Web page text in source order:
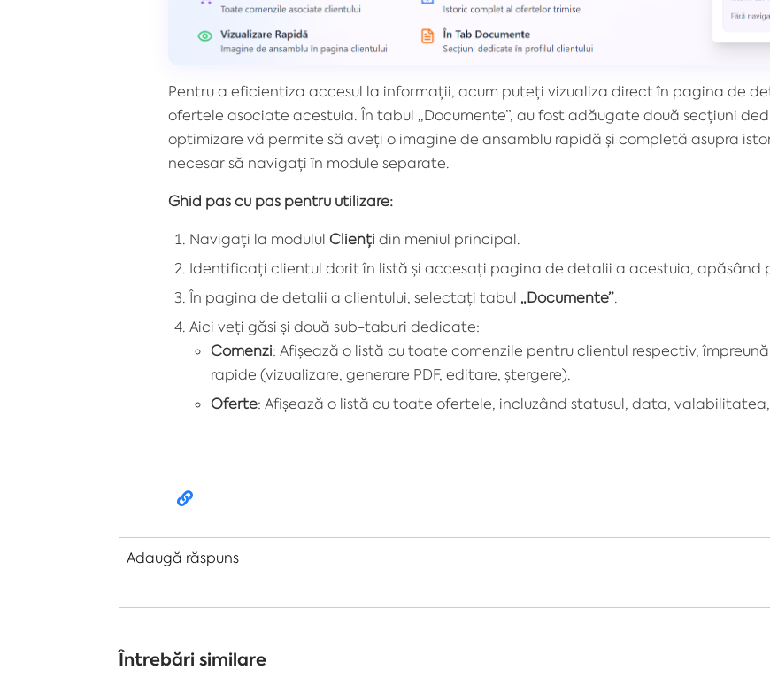
Pentru a eficientiza accesul la informații, acum puteți vizualiza direct în pagina de
ofertele asociate acestuia. În tabul „Documente”, au fost adăugate două secțiuni
optimizare vă permite să aveți o imagine de ansamblu rapidă și completă asupra
necesar să navigați în module separate.
Ghid pas cu pas pentru utilizare:
Navigați la modulul Clienți din meniul principal.
Identificați clientul dorit în listă și accesați pagina de detalii a acestuia, apăsând
În pagina de detalii a clientului, selectați tabul „Documente”.
Aici veți găsi și două sub-taburi dedicate:
Comenzi: Afișează o listă cu toate comenzile pentru clientul respectiv,
rapide (vizualizare, generare PDF, editare, ștergere).
Oferte: Afișează o listă cu toate ofertele, incluzând statusul, data,
Adaugă răspuns
Întrebări similare